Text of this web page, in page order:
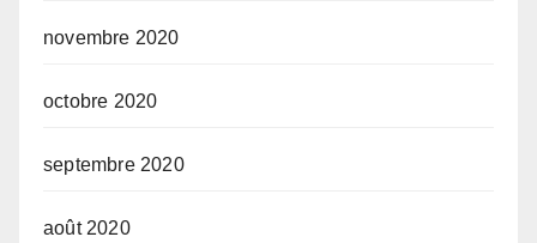
novembre 2020
octobre 2020
septembre 2020
août 2020